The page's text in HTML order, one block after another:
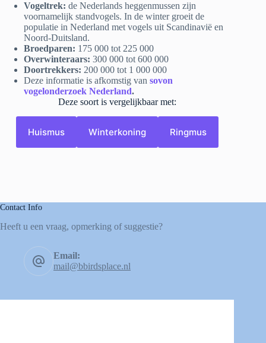
Vogeltrek: de Nederlands heggenmussen zijn
voornamelijk standvogels. In de winter groeit de
populatie in Nederland met vogels uit Scandinavië en
Noord-Duitsland.
Broedparen: 175 000 tot 225 000
Overwinteraars: 300 000 tot 600 000
Doortrekkers: 200 000 tot 1 000 000
Deze informatie is afkomstig van sovon
vogelonderzoek Nederland.
Deze soort is vergelijkbaar met:
Huismus Winterkoning Ringmus
Contact Info
Heeft u een vraag, opmerking of suggestie?
Email:
mail@bbirdsplace.nl